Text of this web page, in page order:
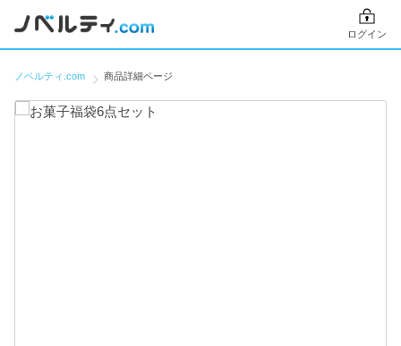
ログイン
ノベルティ.com 商品詳細ページ